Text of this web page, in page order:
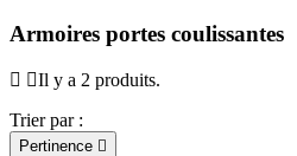
Armoires portes coulissantes
Il y a 2 produits.
Trier par :
Pertinence 